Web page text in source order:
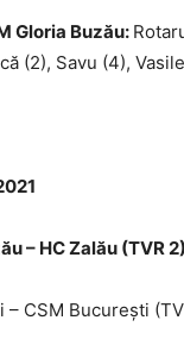
Gloria Buzău:
(2), Savu (4),
– HC Zalău (TVR
CSM Bucureşti